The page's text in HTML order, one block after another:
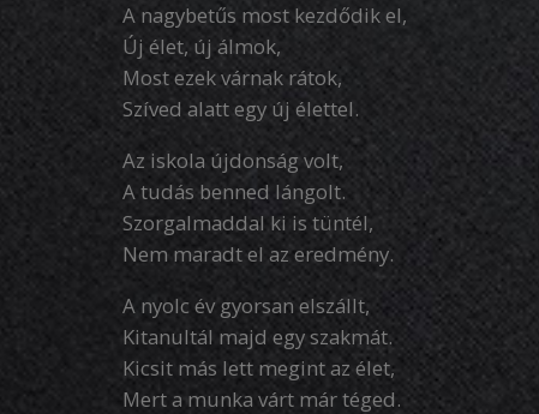
A nagybetűs most kezdődik el,
Új élet, új álmok,
Most ezek várnak rátok,
Szíved alatt egy új élettel.
Az iskola újdonság volt,
A tudás benned lángolt.
Szorgalmaddal ki is tüntél,
Nem maradt el az eredmény.
A nyolc év gyorsan elszállt,
Kitanultál majd egy szakmát.
Kicsit más lett megint az élet,
Mert a munka várt már téged.